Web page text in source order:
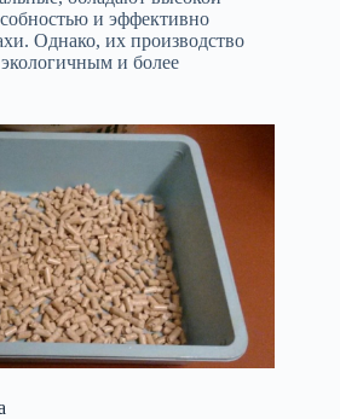
и эффективно
Однако, их производство
и более